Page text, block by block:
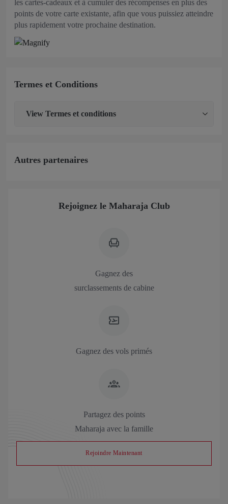
les cartes-cadeaux et à cumuler des récompenses en plus des
points de votre carte existante, afin que vous puissiez atteindre
plus rapidement votre prochaine destination.
Termes et Conditions
View Termes et conditions
Autres partenaires
Rejoignez le Maharaja Club
Gagnez des
surclassements de cabine
Gagnez des vols primés
Partagez des points
Maharaja avec la famille
Rejoindre Maintenant